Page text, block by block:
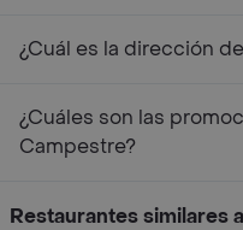
¿Cuál es la dirección
¿Cuáles son las
Campestre?
Restaurantes similares